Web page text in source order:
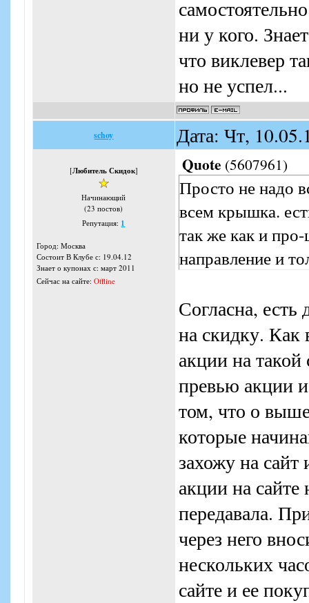
ни у кого.
что виклевер
но не успел...
schoy Дата: Чт,
[Любитель Скидок]
Начинающий
(23 постов)
Репутация: 1
Город: Москва
Состоит В Клубе с: 19.04.12
Знает о купонах с: март 2011
Сейчас на сайте: Offline
Quote (5607961)
Просто не надо
всем крышка.
так же как и
направление и
Согласна,
на скидку. Как
акции на
превью акции и
том, что о
которые
захожу на
акции на
передавала.
через него
нескольких
сайте и ее